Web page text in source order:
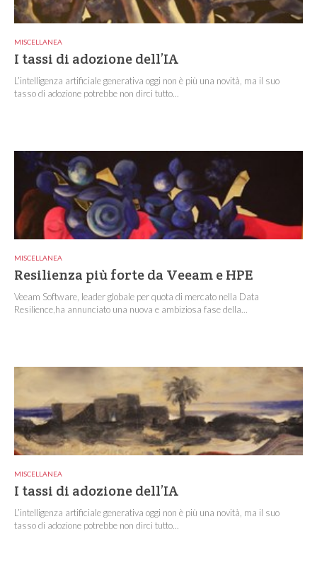
MISCELLANEA
I tassi di adozione dell’IA
L’intelligenza artificiale generativa oggi non è più una novità, ma il suo
tasso di adozione potrebbe non dirci tutto...
MISCELLANEA
Resilienza più forte da Veeam e HPE
Veeam Software, leader globale per quota di mercato nella Data
Resilience,ha annunciato una nuova e ambiziosa fase della...
MISCELLANEA
I tassi di adozione dell’IA
L’intelligenza artificiale generativa oggi non è più una novità, ma il suo
tasso di adozione potrebbe non dirci tutto...